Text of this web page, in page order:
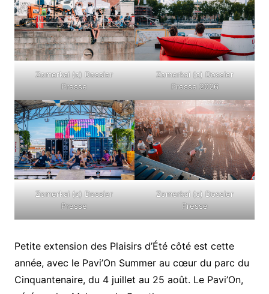
Zomerkai (c) Dossier
Presse
Zomerkai (c) Dossier
Presse 2026
Zomerkai (c) Dossier
Presse
Zomerkai (c) Dossier
Presse
Petite extension des Plaisirs d’Été côté est cette
année, avec le Pavi’On Summer au cœur du parc du
Cinquantenaire, du 4 juillet au 25 août. Le Pavi’On,